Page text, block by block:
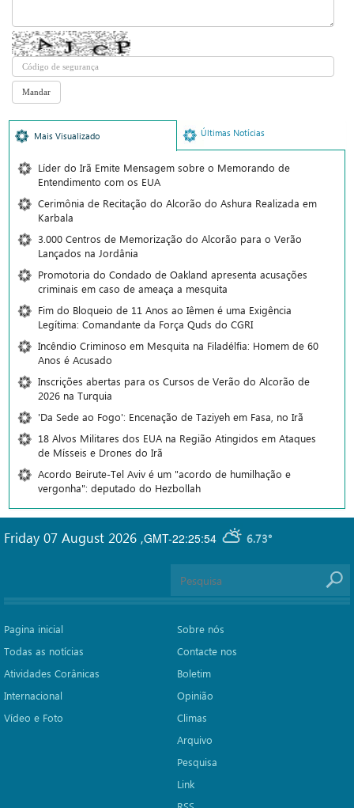
Mais Visualizado Últimas Notícias
Líder do Irã Emite Mensagem sobre o Memorando de
Entendimento com os EUA
Cerimônia de Recitação do Alcorão do Ashura Realizada em
Karbala
3.000 Centros de Memorização do Alcorão para o Verão
Lançados na Jordânia
Promotoria do Condado de Oakland apresenta acusações
criminais em caso de ameaça a mesquita
Fim do Bloqueio de 11 Anos ao Iêmen é uma Exigência
Legítima: Comandante da Força Quds do CGRI
Incêndio Criminoso em Mesquita na Filadélfia: Homem de 60
Anos é Acusado
Inscrições abertas para os Cursos de Verão do Alcorão de
2026 na Turquia
'Da Sede ao Fogo': Encenação de Taziyeh em Fasa, no Irã
18 Alvos Militares dos EUA na Região Atingidos em Ataques
de Mísseis e Drones do Irã
Acordo Beirute-Tel Aviv é um "acordo de humilhação e
vergonha": deputado do Hezbollah
GMT-22:25:54 6.73°
Friday 07 August 2026 ,
Pagina inicial
Todas as notícias
Atividades Corânicas
Internacional
Vídeo e Foto
Sobre nós
Contacte nos
Boletim
Opinião
Climas
Arquivo
Pesquisa
Link